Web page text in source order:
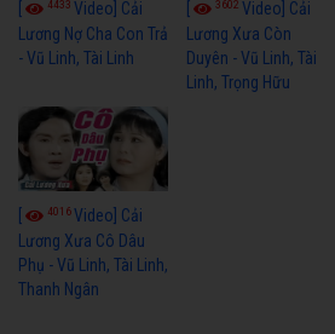
4433 Video] Cải
Lương Nợ Cha Con Trả
- Vũ Linh, Tài Linh
3602Video] Cải
Lương Xưa Còn
Duyên - Vũ Linh, Tài
Linh, Trọng Hữu
[ 4016Video] Cải
Lương Xưa Cô Dâu
Phụ - Vũ Linh, Tài Linh,
Thanh Ngân